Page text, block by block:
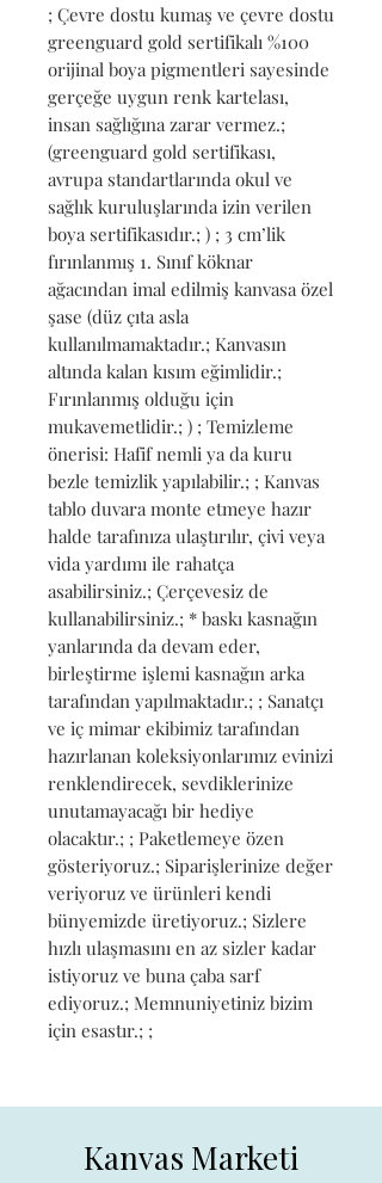
; Çevre dostu kumaş ve çevre dostu
greenguard gold sertifikalı %100
orijinal boya pigmentleri sayesinde
gerçeğe uygun renk kartelası,
insan sağlığına zarar vermez.;
(greenguard gold sertifikası,
avrupa standartlarında okul ve
sağlık kuruluşlarında izin verilen
boya sertifikasıdır.; ) ; 3 cm’lik
fırınlanmış 1. Sınıf köknar
ağacından imal edilmiş kanvasa özel
şase (düz çıta asla
kullanılmamaktadır.; Kanvasın
altında kalan kısım eğimlidir.;
Fırınlanmış olduğu için
mukavemetlidir.; ) ; Temizleme
önerisi: Hafif nemli ya da kuru
bezle temizlik yapılabilir.; ; Kanvas
tablo duvara monte etmeye hazır
halde tarafınıza ulaştırılır, çivi veya
vida yardımı ile rahatça
asabilirsiniz.; Çerçevesiz de
kullanabilirsiniz.; * baskı kasnağın
yanlarında da devam eder,
birleştirme işlemi kasnağın arka
tarafından yapılmaktadır.; ; Sanatçı
ve iç mimar ekibimiz tarafından
hazırlanan koleksiyonlarımız evinizi
renklendirecek, sevdiklerinize
unutamayacağı bir hediye
olacaktır.; ; Paketlemeye özen
gösteriyoruz.; Siparişlerinize değer
veriyoruz ve ürünleri kendi
bünyemizde üretiyoruz.; Sizlere
hızlı ulaşmasını en az sizler kadar
istiyoruz ve buna çaba sarf
ediyoruz.; Memnuniyetiniz bizim
için esastır.; ;
Kanvas Marketi